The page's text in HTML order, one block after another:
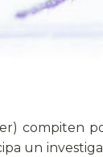
compiten
un